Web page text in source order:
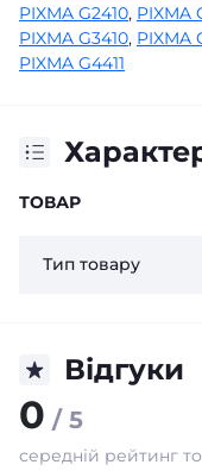
PIXMA G2410, PIXMA
PIXMA G3410, PIXMA
PIXMA G4411
ТОВАР
Тип товару
Відгуки
0 / 5
середній рейтинг